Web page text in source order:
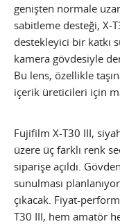
genişten normale
sabitleme desteği, X-
destekleyici bir katkı
kamera gövdesiyle
Bu lens, özellikle
içerik üreticileri için
Fujifilm X-T30 III,
üzere üç farklı renk
siparişe açıldı.
sunulması
çıkacak. Fiyat-
T30 III, hem amatör